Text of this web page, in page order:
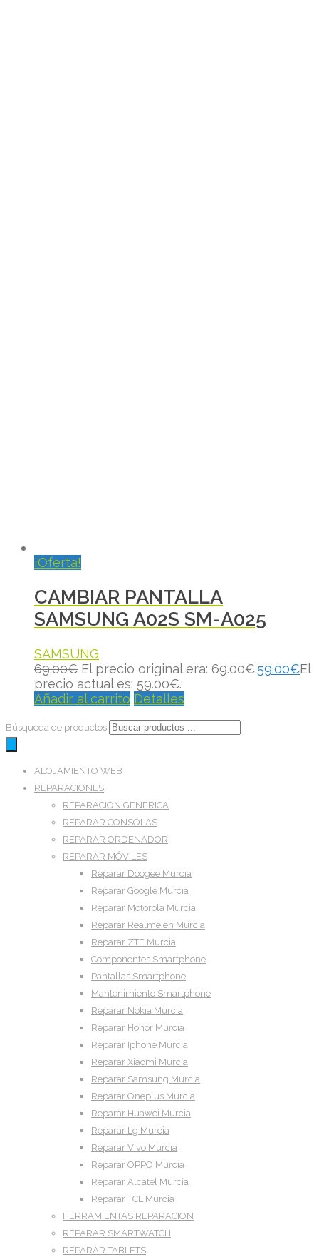
¡Oferta!
CAMBIAR PANTALLA
SAMSUNG A02S SM-A025
SAMSUNG
69.00€ El precio original era: 69.00€.59.00€El
precio actual es: 59.00€.
Añadir al carrito Detalles
Búsqueda de productos
ALOJAMIENTO WEB
REPARACIONES
REPARACION GENERICA
REPARAR CONSOLAS
REPARAR ORDENADOR
REPARAR MÓVILES
Reparar Doogee Murcia
Reparar Google Murcia
Reparar Motorola Murcia
Reparar Realme en Murcia
Reparar ZTE Murcia
Componentes Smartphone
Pantallas Smartphone
Mantenimiento Smartphone
Reparar Nokia Murcia
Reparar Honor Murcia
Reparar Iphone Murcia
Reparar Xiaomi Murcia
Reparar Samsung Murcia
Reparar Oneplus Murcia
Reparar Huawei Murcia
Reparar Lg Murcia
Reparar Vivo Murcia
Reparar OPPO Murcia
Reparar Alcatel Murcia
Reparar TCL Murcia
HERRAMIENTAS REPARACION
REPARAR SMARTWATCH
REPARAR TABLETS